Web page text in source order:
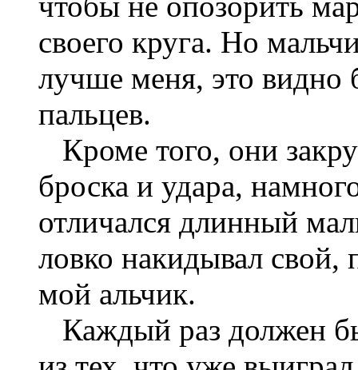
своего круга. Но
лучше меня, это видно
пальцев.
Кроме того, они
броска и удара,
отличался длинный
ловко накидывал свой,
мой альчик.
Каждый раз должен